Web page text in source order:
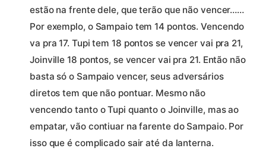
estão na frente dele, que terão que não vencer……
Por exemplo, o Sampaio tem 14 pontos. Vencendo
va pra 17. Tupi tem 18 pontos se vencer vai pra 21,
Joinville 18 pontos, se vencer vai pra 21. Então não
basta só o Sampaio vencer, seus adversários
diretos tem que não pontuar. Mesmo não
vencendo tanto o Tupi quanto o Joinville, mas ao
empatar, vão contiuar na farente do Sampaio. Por
isso que é complicado sair até da lanterna.